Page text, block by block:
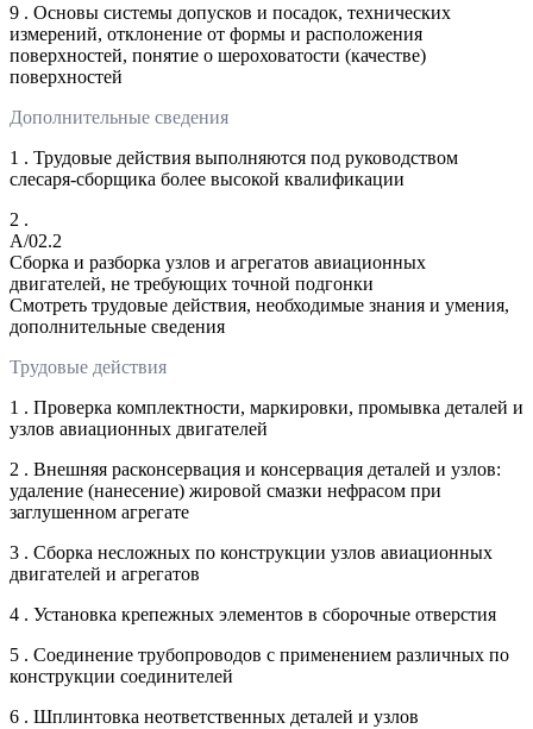
9 . Основы системы допусков и посадок, технических
измерений, отклонение от формы и расположения
поверхностей, понятие о шероховатости (качестве)
поверхностей
Дополнительные сведения
1 . Трудовые действия выполняются под руководством
слесаря-сборщика более высокой квалификации
2 .
A/02.2
Сборка и разборка узлов и агрегатов авиационных
двигателей, не требующих точной подгонки
Смотреть трудовые действия, необходимые знания и умения,
дополнительные сведения
Трудовые действия
1 . Проверка комплектности, маркировки, промывка деталей и
узлов авиационных двигателей
2 . Внешняя расконсервация и консервация деталей и узлов:
удаление (нанесение) жировой смазки нефрасом при
заглушенном агрегате
3 . Сборка несложных по конструкции узлов авиационных
двигателей и агрегатов
4 . Установка крепежных элементов в сборочные отверстия
5 . Соединение трубопроводов с применением различных по
конструкции соединителей
6 . Шплинтовка неответственных деталей и узлов